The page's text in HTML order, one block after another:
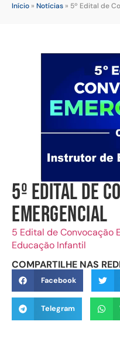
Início » Notícias » 5º Edital de
5º Edital de
Emergencial
5 Edital de Convocação
Educação Infantil
COMPARTILHE NAS
Facebook
Telegram